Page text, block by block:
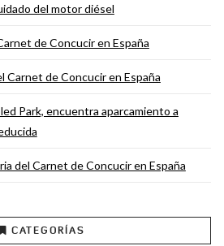
del motor diésel
de Concucir en España
Carnet de Concucir en España
Park, encuentra aparcamiento a
del Carnet de Concucir en España
CATEGORÍAS